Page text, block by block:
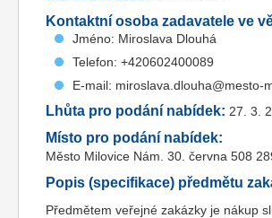
Kontaktní osoba zadavatele ve
Jméno: Miroslava Dlouhá
Telefon: +420602400089
E-mail: miroslava.dlouha@mesto-
Lhůta pro podání nabídek: 27. 3.
Místo pro podání nabídek:
Město Milovice Nám. 30. června 508
Popis (specifikace) předmětu
Předmětem veřejné zakázky je nákup